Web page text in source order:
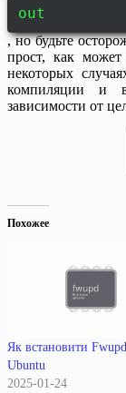
out
, но будьте
прост, как может
некоторых
компиляции и
зависимости от
Похожее
Як встановити
Ubuntu
2025-01-24